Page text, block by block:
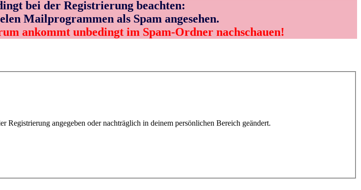
bei der Registrierung beachten:
Mailprogrammen als Spam angesehen.
ankommt unbedingt im Spam-Ordner nachschauen!
angegeben oder nachträglich in deinem persönlichen Bereich geändert.